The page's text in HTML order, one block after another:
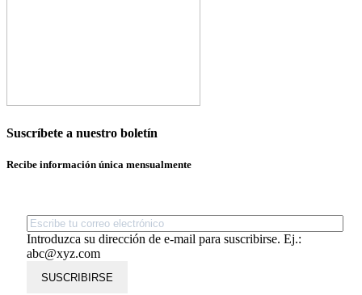
Suscríbete a nuestro boletín
Recibe información única mensualmente
Introduzca su dirección de e-mail para suscribirse. Ej.:
abc@xyz.com
SUSCRIBIRSE